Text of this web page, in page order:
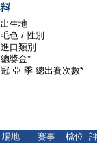
出生地
毛色 / 性別
進口類別
總獎金*
冠-亞-季-總出賽次數*
場地
賽事
檔位